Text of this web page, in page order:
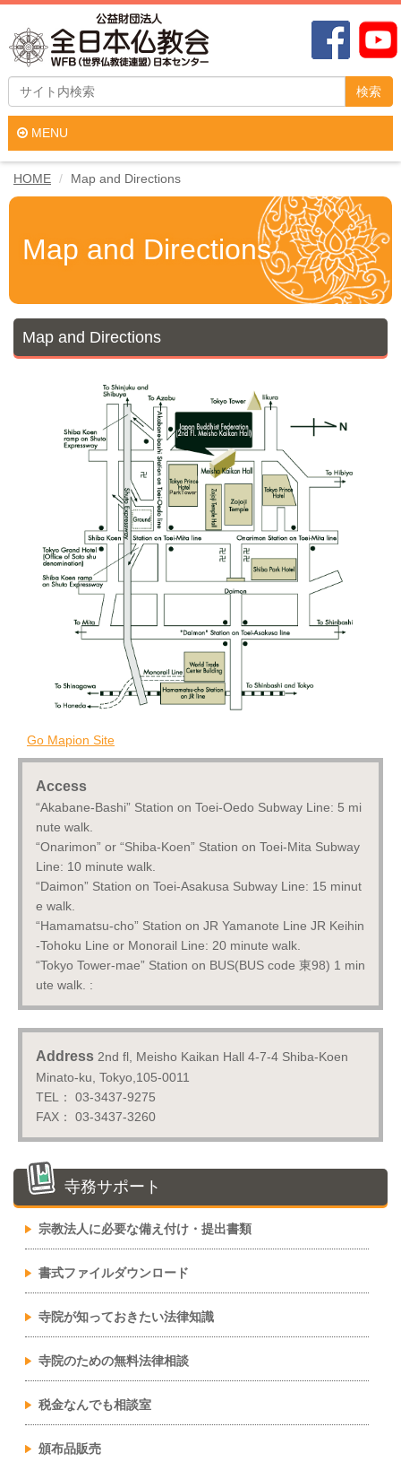
検索
MENU
HOME Map and Directions
Map and Directions
Map and Directions
Go Mapion Site
Access
“Akabane-Bashi” Station on Toei-Oedo Subway Line: 5 mi
nute walk.
“Onarimon” or “Shiba-Koen” Station on Toei-Mita Subway
Line: 10 minute walk.
“Daimon” Station on Toei-Asakusa Subway Line: 15 minut
e walk.
“Hamamatsu-cho” Station on JR Yamanote Line JR Keihin
-Tohoku Line or Monorail Line: 20 minute walk.
“Tokyo Tower-mae” Station on BUS(BUS code 東98) 1 min
ute walk. :
Address 2nd fl, Meisho Kaikan Hall 4-7-4 Shiba-Koen
Minato-ku, Tokyo,105-0011
TEL： 03-3437-9275
FAX： 03-3437-3260
寺務サポート
宗教法人に必要な備え付け・提出書類
書式ファイルダウンロード
寺院が知っておきたい法律知識
寺院のための無料法律相談
税金なんでも相談室
頒布品販売